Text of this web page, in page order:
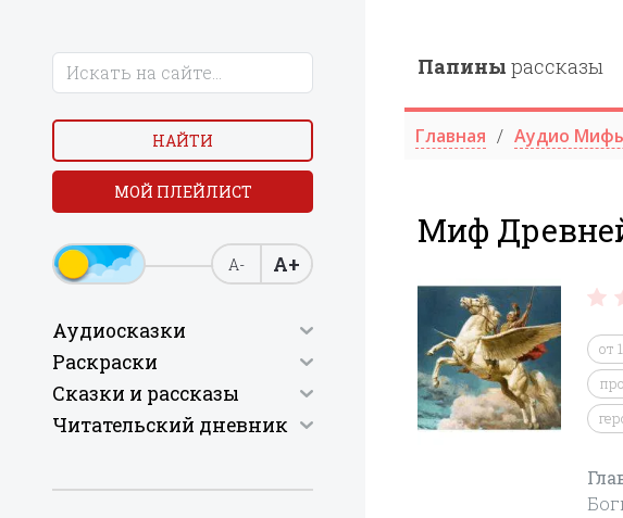
НАЙТИ
МОЙ ПЛЕЙЛИСТ
А- А+
Аудиосказки
Раскраски
Сказки и рассказы
Читательский дневник
Папины рассказы
Главная Аудио
Миф
от